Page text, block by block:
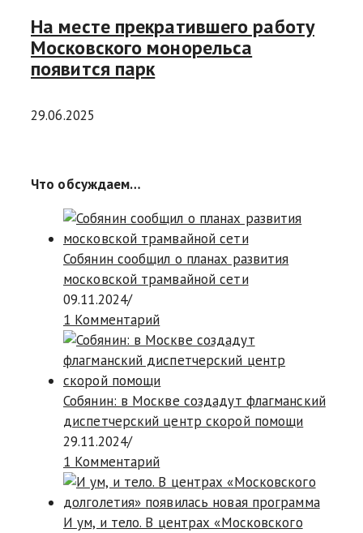
На месте прекратившего работу
Московского монорельса
появится парк
29.06.2025
Что обсуждаем…
Собянин сообщил о планах развития
московской трамвайной сети
09.11.2024/
1 Комментарий
Собянин: в Москве создадут флагманский
диспетчерский центр скорой помощи
29.11.2024/
1 Комментарий
И ум, и тело. В центрах «Московского